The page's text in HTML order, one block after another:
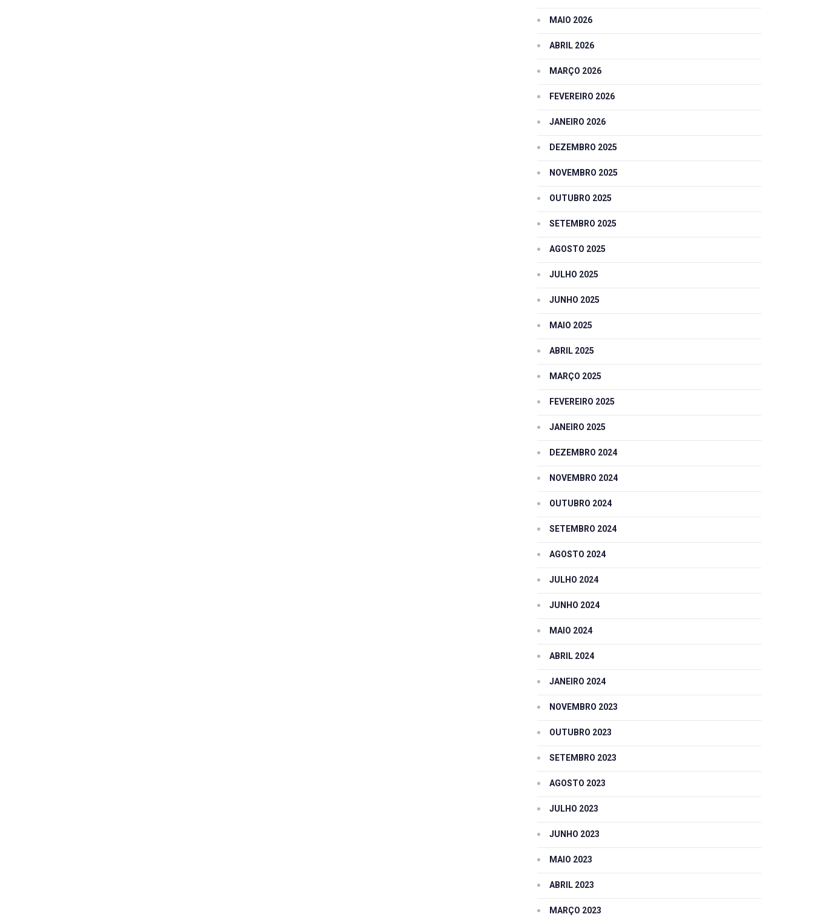
MAIO 2026
ABRIL 2026
MARÇO 2026
FEVEREIRO 2026
JANEIRO 2026
DEZEMBRO 2025
NOVEMBRO 2025
OUTUBRO 2025
SETEMBRO 2025
AGOSTO 2025
JULHO 2025
JUNHO 2025
MAIO 2025
ABRIL 2025
MARÇO 2025
FEVEREIRO 2025
JANEIRO 2025
DEZEMBRO 2024
NOVEMBRO 2024
OUTUBRO 2024
SETEMBRO 2024
AGOSTO 2024
JULHO 2024
JUNHO 2024
MAIO 2024
ABRIL 2024
JANEIRO 2024
NOVEMBRO 2023
OUTUBRO 2023
SETEMBRO 2023
AGOSTO 2023
JULHO 2023
JUNHO 2023
MAIO 2023
ABRIL 2023
MARÇO 2023